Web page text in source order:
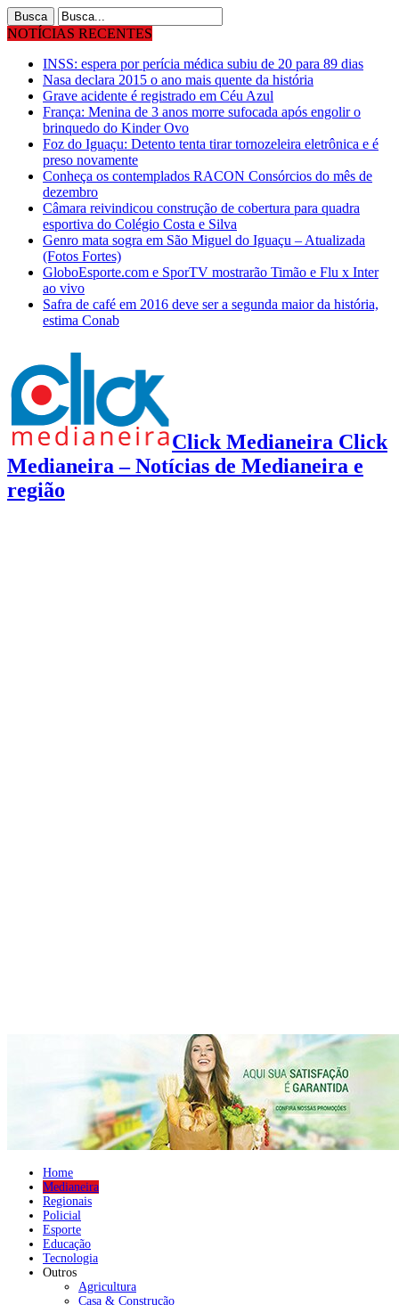
NOTÍCIAS RECENTES
INSS: espera por perícia médica subiu de 20 para 89 dias
Nasa declara 2015 o ano mais quente da história
Grave acidente é registrado em Céu Azul
França: Menina de 3 anos morre sufocada após engolir o
brinquedo do Kinder Ovo
Foz do Iguaçu: Detento tenta tirar tornozeleira eletrônica e é
preso novamente
Conheça os contemplados RACON Consórcios do mês de
dezembro
Câmara reivindicou construção de cobertura para quadra
esportiva do Colégio Costa e Silva
Genro mata sogra em São Miguel do Iguaçu – Atualizada
(Fotos Fortes)
GloboEsporte.com e SporTV mostrarão Timão e Flu x Inter
ao vivo
Safra de café em 2016 deve ser a segunda maior da história,
estima Conab
Click Medianeira Click
Medianeira – Notícias de Medianeira e
região
Home
Medianeira
Regionais
Policial
Esporte
Educação
Tecnologia
Outros
Agricultura
Casa & Construção